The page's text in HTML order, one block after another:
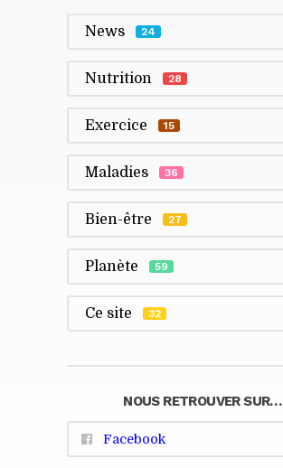
News 24
Nutrition 28
Exercice 15
Maladies 36
Bien-être 27
Planète 59
Ce site 32
NOUS RETROUVER SUR…
Facebook